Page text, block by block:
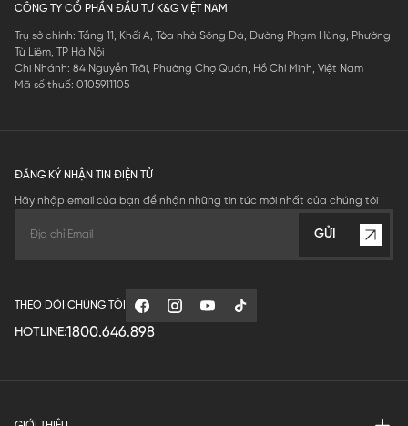
CÔNG TY CỔ PHẦN ĐẦU TƯ K&G VIỆT NAM
Trụ sở chính: Tầng 11, Khối A, Tòa nhà Sông Đà, Đường Phạm Hùng, Phường
Từ Liêm, TP Hà Nội
Chi Nhánh: 84 Nguyễn Trãi, Phường Chợ Quán, Hồ Chí Minh, Việt Nam
Mã số thuế: 0105911105
ĐĂNG KÝ NHẬN TIN ĐIỆN TỬ
Hãy nhập email của bạn để nhận những tin tức mới nhất của chúng tôi
GỬI
THEO DÕI CHÚNG TÔI
HOTLINE:1800.646.898